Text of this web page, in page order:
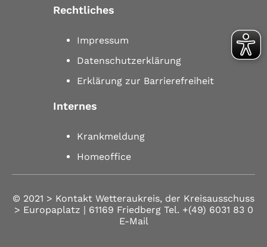
Rechtliches
Impressum
Datenschutzerklärung
Erklärung zur Barrierefreiheit
Internes
Krankmeldung
Homeoffice
© 2021 > Kontakt Wetteraukreis, der Kreisausschuss
> Europaplatz | 61169 Friedberg Tel. +(49) 6031 83 0
E-Mail